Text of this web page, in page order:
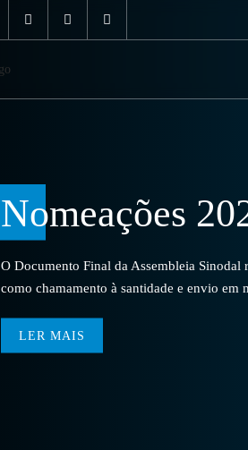
Nomeações
O Documento Final da Assembleia Sinodal
como chamamento à santidade e envio
LER MAIS